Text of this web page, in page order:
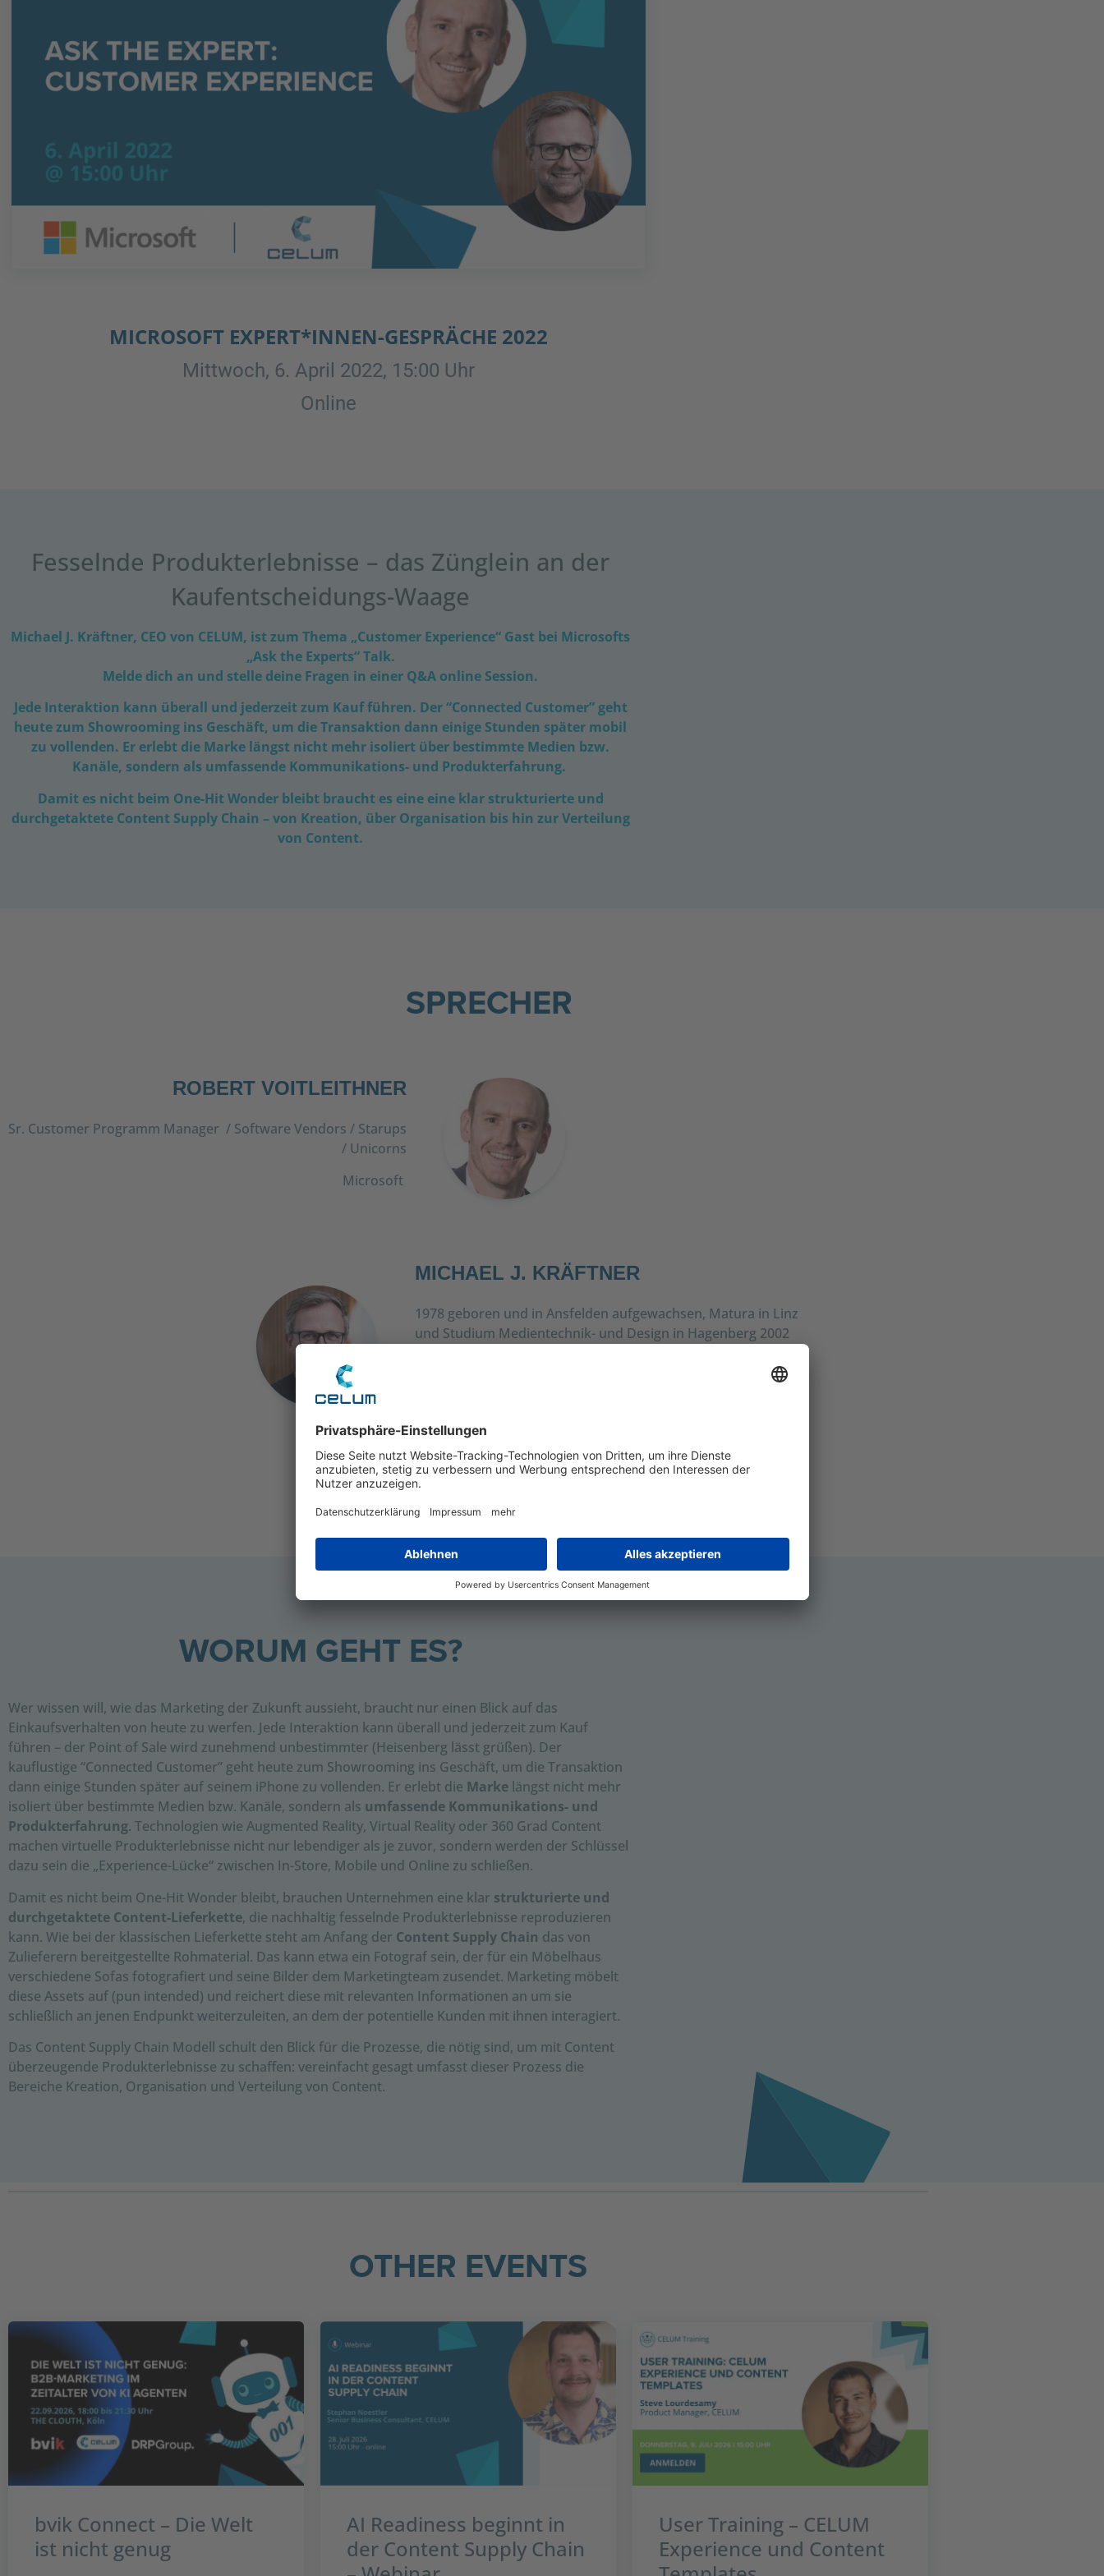
MICROSOFT EXPERT*INNEN-GESPRÄCHE 2022
Mittwoch, 6. April 2022, 15:00 Uhr
Online
Fesselnde Produkterlebnisse – das Zünglein an der
Kaufentscheidungs-Waage
Michael J. Kräftner, CEO von CELUM, ist zum Thema „Customer Experience“ Gast bei Microsofts
„Ask the Experts“ Talk.
Melde dich an und stelle deine Fragen in einer Q&A online Session.
Jede Interaktion kann überall und jederzeit zum Kauf führen. Der “Connected Customer” geht
heute zum Showrooming ins Geschäft, um die Transaktion dann einige Stunden später mobil
zu vollenden. Er erlebt die Marke längst nicht mehr isoliert über bestimmte Medien bzw.
Kanäle, sondern als umfassende Kommunikations- und Produkterfahrung.
Damit es nicht beim One-Hit Wonder bleibt braucht es eine eine klar strukturierte und
durchgetaktete Content Supply Chain – von Kreation, über Organisation bis hin zur Verteilung
von Content.
SPRECHER
ROBERT VOITLEITHNER
Sr. Customer Programm Manager / Software Vendors / Starups
/ Unicorns
Microsoft
MICHAEL J. KRÄFTNER
1978 geboren und in Ansfelden aufgewachsen, Matura in Linz
und Studium Medientechnik- und Design in Hagenberg 2002
gesellschaftspolitisch engagiert. Gründer und CEO von CELUM.
WORUM GEHT ES?
Wer wissen will, wie das Marketing der Zukunft aussieht, braucht nur einen Blick auf das
Einkaufsverhalten von heute zu werfen. Jede Interaktion kann überall und jederzeit zum Kauf
führen – der Point of Sale wird zunehmend unbestimmter (Heisenberg lässt grüßen). Der
kauflustige “Connected Customer” geht heute zum Showrooming ins Geschäft, um die Transaktion
dann einige Stunden später auf seinem iPhone zu vollenden. Er erlebt die Marke längst nicht mehr
isoliert über bestimmte Medien bzw. Kanäle, sondern als umfassende Kommunikations- und
Produkterfahrung. Technologien wie Augmented Reality, Virtual Reality oder 360 Grad Content
machen virtuelle Produkterlebnisse nicht nur lebendiger als je zuvor, sondern werden der Schlüssel
dazu sein die „Experience-Lücke“ zwischen In-Store, Mobile und Online zu schließen.
Damit es nicht beim One-Hit Wonder bleibt, brauchen Unternehmen eine klar strukturierte und
durchgetaktete Content-Lieferkette, die nachhaltig fesselnde Produkterlebnisse reproduzieren
kann. Wie bei der klassischen Lieferkette steht am Anfang der Content Supply Chain das von
Zulieferern bereitgestellte Rohmaterial. Das kann etwa ein Fotograf sein, der für ein Möbelhaus
verschiedene Sofas fotografiert und seine Bilder dem Marketingteam zusendet. Marketing möbelt
diese Assets auf (pun intended) und reichert diese mit relevanten Informationen an um sie
schließlich an jenen Endpunkt weiterzuleiten, an dem der potentielle Kunden mit ihnen interagiert.
Das Content Supply Chain Modell schult den Blick für die Prozesse, die nötig sind, um mit Content
überzeugende Produkterlebnisse zu schaffen: vereinfacht gesagt umfasst dieser Prozess die
Bereiche Kreation, Organisation und Verteilung von Content.
OTHER EVENTS
bvik Connect – Die Welt
ist nicht genug
AI Readiness beginnt in
der Content Supply Chain
User Training – CELUM
Experience und Content